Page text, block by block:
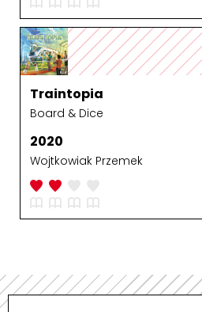
Traintopia
Board & Dice
2020
Wojtkowiak Przemek